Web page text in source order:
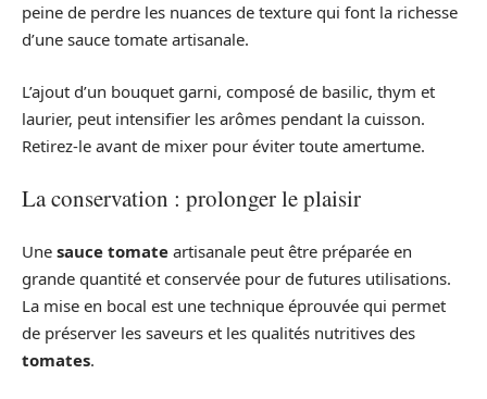
peine de perdre les nuances de texture qui font la richesse
d’une sauce tomate artisanale.
L’ajout d’un bouquet garni, composé de basilic, thym et
laurier, peut intensifier les arômes pendant la cuisson.
Retirez-le avant de mixer pour éviter toute amertume.
La conservation : prolonger le plaisir
Une sauce tomate artisanale peut être préparée en
grande quantité et conservée pour de futures utilisations.
La mise en bocal est une technique éprouvée qui permet
de préserver les saveurs et les qualités nutritives des
tomates.